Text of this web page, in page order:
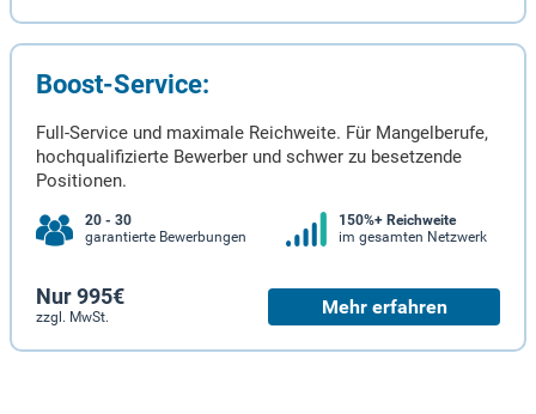
Boost-Service:
Full-Service und maximale Reichweite. Für Mangelberufe,
hochqualifizierte Bewerber und schwer zu besetzende
Positionen.
20 - 30
garantierte Bewerbungen
150%+ Reichweite
im gesamten Netzwerk
Nur 995€
zzgl. MwSt. Mehr erfahren